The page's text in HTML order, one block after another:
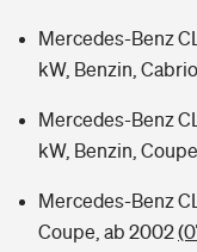
Mercedes-Benz
kW, Benzin,
Mercedes-Benz
kW, Benzin,
Mercedes-Benz
Coupe, ab 2002